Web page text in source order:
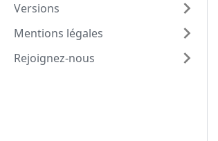
Versions
Mentions légales
Rejoignez-nous